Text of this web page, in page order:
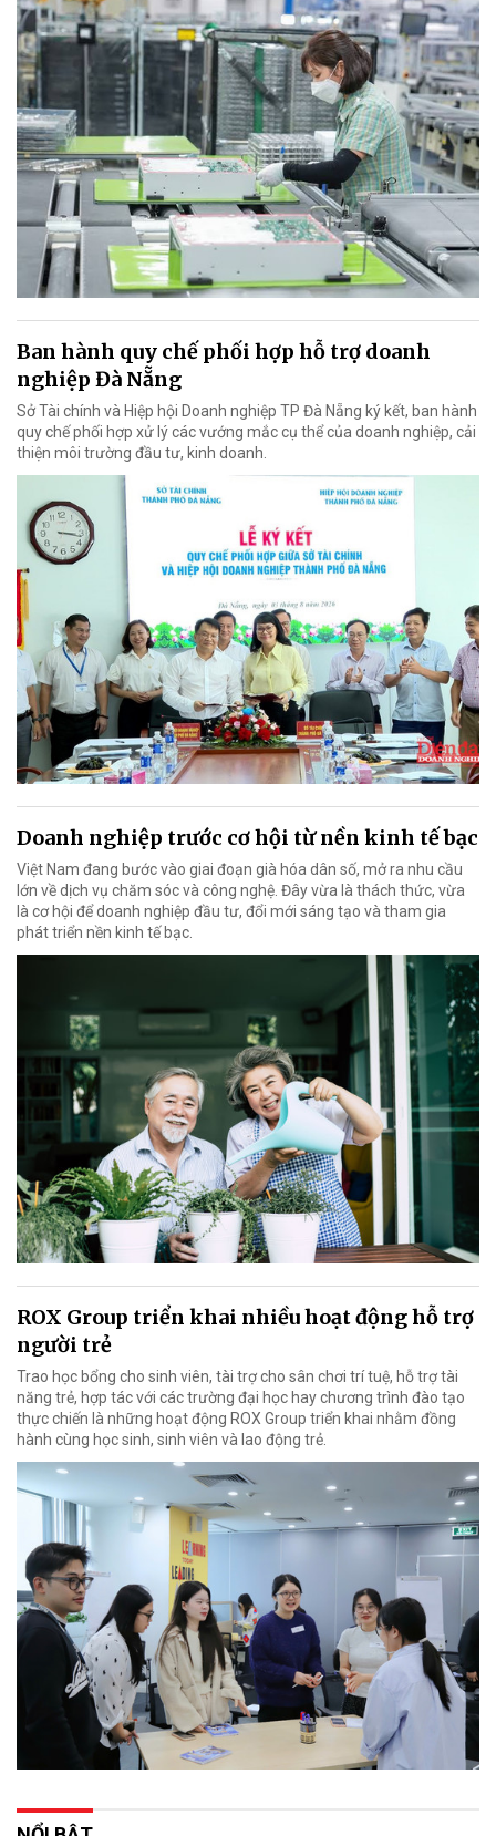
Ban hành quy chế phối hợp hỗ trợ doanh
nghiệp Đà Nẵng
Sở Tài chính và Hiệp hội Doanh nghiệp TP Đà Nẵng ký kết, ban hành
quy chế phối hợp xử lý các vướng mắc cụ thể của doanh nghiệp, cải
thiện môi trường đầu tư, kinh doanh.
Doanh nghiệp trước cơ hội từ nền kinh tế bạc
Việt Nam đang bước vào giai đoạn già hóa dân số, mở ra nhu cầu
lớn về dịch vụ chăm sóc và công nghệ. Đây vừa là thách thức, vừa
là cơ hội để doanh nghiệp đầu tư, đổi mới sáng tạo và tham gia
phát triển nền kinh tế bạc.
ROX Group triển khai nhiều hoạt động hỗ trợ
người trẻ
Trao học bổng cho sinh viên, tài trợ cho sân chơi trí tuệ, hỗ trợ tài
năng trẻ, hợp tác với các trường đại học hay chương trình đào tạo
thực chiến là những hoạt động ROX Group triển khai nhằm đồng
hành cùng học sinh, sinh viên và lao động trẻ.